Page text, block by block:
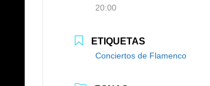
20:00
ETIQUETAS
Conciertos de Flamenco